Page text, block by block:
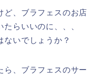
ど、ブラフェスのお店
らいいのに、、、
ないでしょうか？
ら、ブラフェスのサー